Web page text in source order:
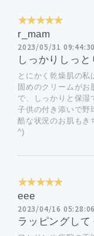
★★★★★
r_mam
2023/05/31 09:44:30
しっかりしっと
とにかく乾燥肌の私
固めのクリームが
で、しっかりと保
子供の付き添いで野
酷な状況のお肌もき
^)
★★★★★
eee
2023/04/16 05:28:06
ラッピングし